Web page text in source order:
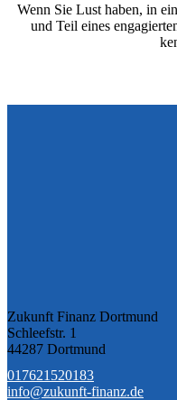
Wenn Sie Lust haben, in
und Teil eines
Zukunft Finanz Dortmund
Schleefstr. 1
44287 Dortmund
017621520183
info@zukunft-finanz.de